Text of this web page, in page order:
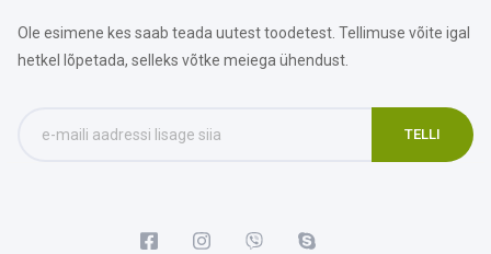
Ole esimene kes saab teada uutest toodetest. Tellimuse võite igal
hetkel lõpetada, selleks võtke meiega ühendust.